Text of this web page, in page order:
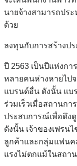
นายจ้างสามารถประ
ด้วย
ลงทุนกับการสร้างป
ปี 2563 เป็นปีแห่งก
หลายคนห่างหายไป
แบรนด์อื่น ดังนั้น แบ
ร่วมเร็วเมื่อสถานก
ประสบการณ์เพื่อดึง
ดังนั้น เจ้าของเฟรน
ลูกค้าและกลุ่มแฟนค
แรงไม่ตกแม้ในสถา